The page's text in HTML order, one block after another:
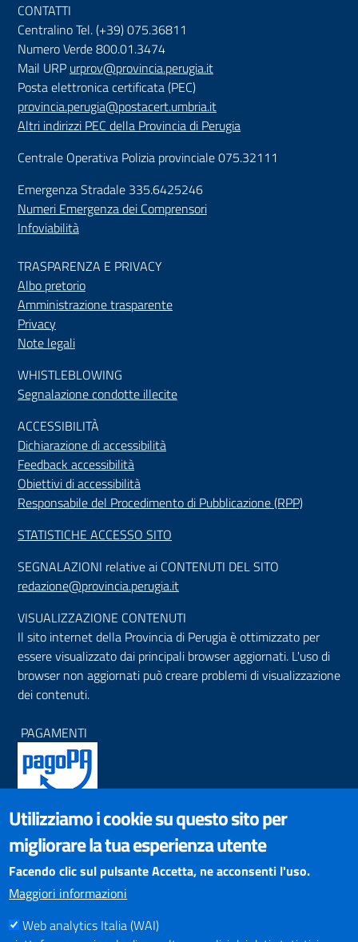
CONTATTI
Centralino Tel. (+39) 075.36811
Numero Verde 800.01.3474
Mail URP urprov@provincia.perugia.it
Posta elettronica certificata (PEC)
provincia.perugia@postacert.umbria.it
Altri indirizzi PEC della Provincia di Perugia
Centrale Operativa Polizia provinciale 075.32111
Emergenza Stradale 335.6425246
Numeri Emergenza dei Comprensori
Infoviabilità
TRASPARENZA E PRIVACY
Albo pretorio
Amministrazione trasparente
Privacy
Note legali
WHISTLEBLOWING
Segnalazione condotte illecite
ACCESSIBILITÀ
Dichiarazione di accessibilità
Feedback accessibilità
Obiettivi di accessibilità
Responsabile del Procedimento di Pubblicazione (RPP)
STATISTICHE ACCESSO SITO
SEGNALAZIONI relative ai CONTENUTI DEL SITO
redazione@provincia.perugia.it
VISUALIZZAZIONE CONTENUTI
Il sito internet della Provincia di Perugia è ottimizzato per
essere visualizzato dai principali browser aggiornati. L'uso di
browser non aggiornati può creare problemi di visualizzazione
dei contenuti.
PAGAMENTI
SOCIAL NETWORKS
Pagina Facebook
Profilo Instagram
Canale YouTube
Utilizziamo i cookie su questo sito per
migliorare la tua esperienza utente
Facendo clic sul pulsante Accetta, ne acconsenti l'uso.
Maggiori informazioni
Web analytics Italia (WAI)